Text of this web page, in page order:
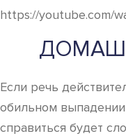
https://youtube.com/
Если речь
обильном
справиться будет